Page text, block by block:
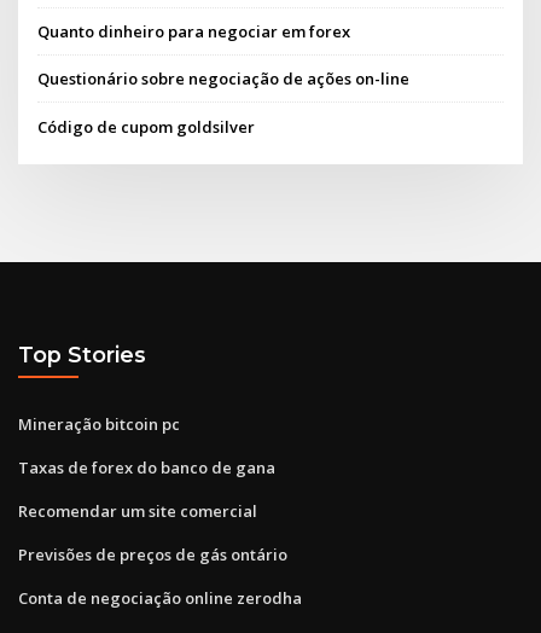
Quanto dinheiro para negociar em forex
Questionário sobre negociação de ações on-line
Código de cupom goldsilver
Top Stories
Mineração bitcoin pc
Taxas de forex do banco de gana
Recomendar um site comercial
Previsões de preços de gás ontário
Conta de negociação online zerodha